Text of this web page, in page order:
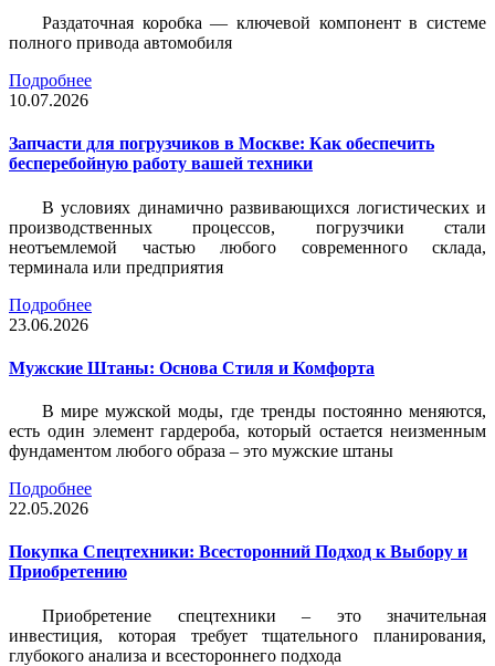
Раздаточная коробка — ключевой компонент в системе
полного привода автомобиля
Подробнее
10.07.2026
Запчасти для погрузчиков в Москве: Как обеспечить
бесперебойную работу вашей техники
В условиях динамично развивающихся логистических и
производственных процессов, погрузчики стали
неотъемлемой частью любого современного склада,
терминала или предприятия
Подробнее
23.06.2026
Мужские Штаны: Основа Стиля и Комфорта
В мире мужской моды, где тренды постоянно меняются,
есть один элемент гардероба, который остается неизменным
фундаментом любого образа – это мужские штаны
Подробнее
22.05.2026
Покупка Спецтехники: Всесторонний Подход к Выбору и
Приобретению
Приобретение спецтехники – это значительная
инвестиция, которая требует тщательного планирования,
глубокого анализа и всестороннего подхода